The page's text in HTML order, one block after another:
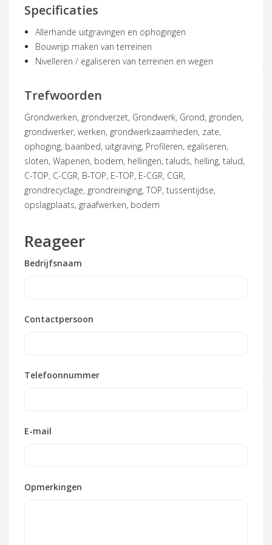
Specificaties
Allerhande uitgravingen en ophogingen
Bouwrijp maken van terreinen
Nivelleren / egaliseren van terreinen en wegen
Trefwoorden
Grondwerken, grondverzet, Grondwerk, Grond, gronden,
grondwerker, werken, grondwerkzaamheden, zate,
ophoging, baanbed, uitgraving, Profileren, egaliseren,
sloten, Wapenen, bodem, hellingen, taluds, helling, talud,
C-TOP, C-CGR, B-TOP, E-TOP, E-CGR, CGR,
grondrecyclage, grondreiniging, TOP, tussentijdse,
opslagplaats, graafwerken, bodem
Reageer
Bedrijfsnaam
Contactpersoon
Telefoonnummer
E-mail
Opmerkingen